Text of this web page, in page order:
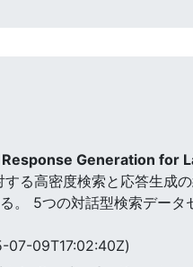
Generation for
る高密度検索と応答生成
。 5つの対話型検索デー
07-09T17:02:40Z)